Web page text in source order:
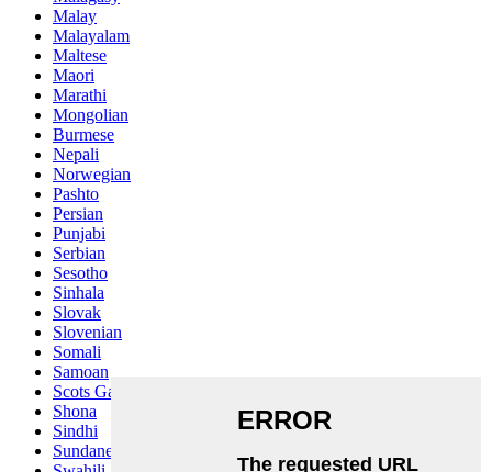
Malay
Malayalam
Maltese
Maori
Marathi
Mongolian
Burmese
Nepali
Norwegian
Pashto
Persian
Punjabi
Serbian
Sesotho
Sinhala
Slovak
Slovenian
Somali
Samoan
Scots Gaelic
Shona
Sindhi
Sundanese